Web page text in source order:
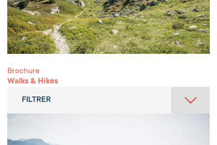
Brochure
Walks & Hikes
FILTRER